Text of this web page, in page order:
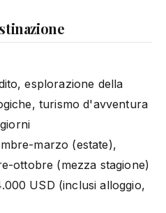
esplorazione della
turismo d'avventura
marzo (estate),
ottobre (mezza stagione)
USD (inclusi alloggio,